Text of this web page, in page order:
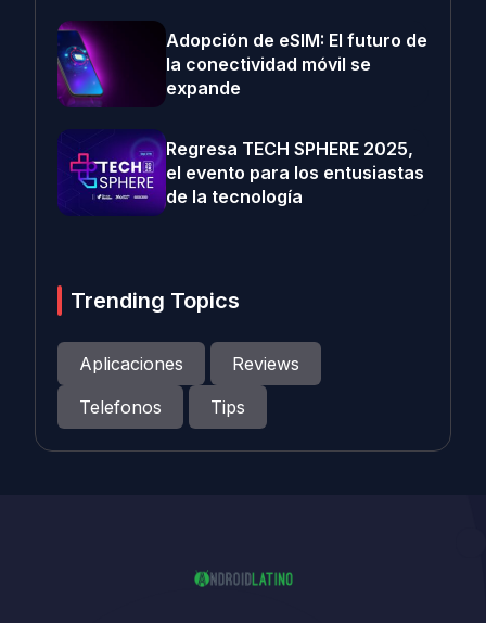
Adopción de eSIM: El futuro de
la conectividad móvil se
expande
Regresa TECH SPHERE 2025,
el evento para los entusiastas
de la tecnología
Trending Topics
Aplicaciones
Reviews
Telefonos
Tips